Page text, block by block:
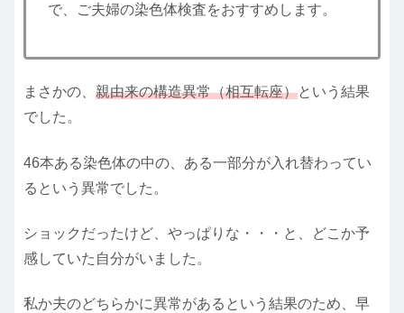
で、ご夫婦の染色体検査をおすすめします。
まさかの、 親由来の構造異常（相互転座）という結果
でした。
46本ある染色体の中の、ある一部分が入れ替わってい
るという異常でした。
ショックだったけど、やっぱりな・・・と、どこか予
感していた自分がいました。
私か夫のどちらかに異常があるという結果のため、早